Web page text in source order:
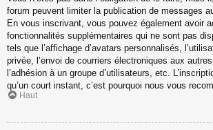
forum peuvent limiter la publication de messages
En vous inscrivant, vous pouvez également avoir
fonctionnalités supplémentaires qui ne sont pas
tels que l’affichage d’avatars personnalisés,
privée, l’envoi de courriers électroniques aux
l’adhésion à un groupe d’utilisateurs, etc.
qu’un court instant, c’est pourquoi nous vous
Haut